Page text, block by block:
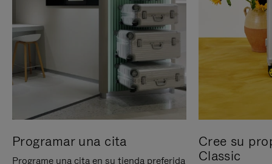
Programar una cita
Programe una cita en su tienda preferida
Cree su
Classic